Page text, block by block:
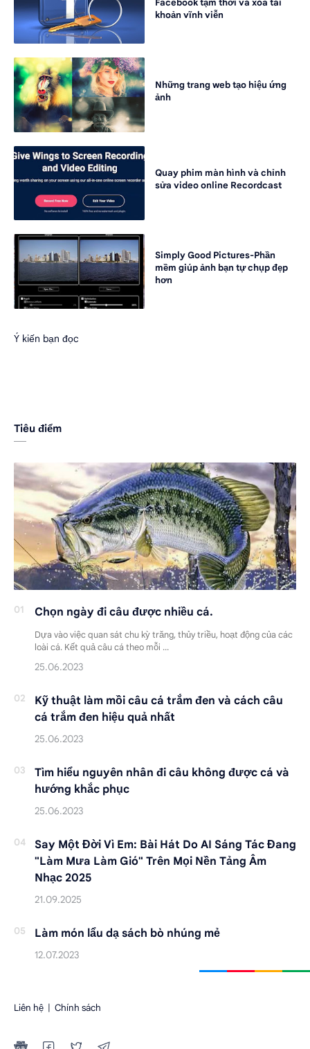
Facebook tạm thời và xóa tài
khoản vĩnh viễn
Những trang web tạo hiệu ứng
ảnh
Quay phim màn hình và chỉnh
sửa video online Recordcast
Simply Good Pictures-Phần
mềm giúp ảnh bạn tự chụp đẹp
hơn
Ý kiến bạn đọc
Tiêu điểm
Chọn ngày đi câu được nhiều cá.
Dựa vào việc quan sát chu kỳ trăng, thủy triều, hoạt động của các
loài cá. Kết quả câu cá theo mỗi …
Kỹ thuật làm mồi câu cá trắm đen và cách câu
cá trắm đen hiệu quả nhất
Tìm hiểu nguyên nhân đi câu không được cá và
hướng khắc phục
Say Một Đời Vì Em: Bài Hát Do AI Sáng Tác Đang
"Làm Mưa Làm Gió" Trên Mọi Nền Tảng Âm
Nhạc 2025
Làm món lẩu dạ sách bò nhúng mẻ
Liên hệ | Chính sách